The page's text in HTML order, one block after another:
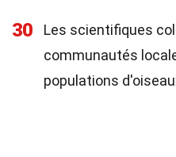
30
Les scientifiques
communautés
populations